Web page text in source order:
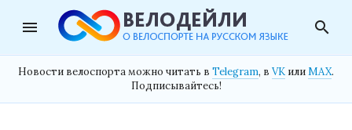
menu search
Новости велоспорта можно читать в Telegram, в VK илиMAX.
Подписывайтесь!